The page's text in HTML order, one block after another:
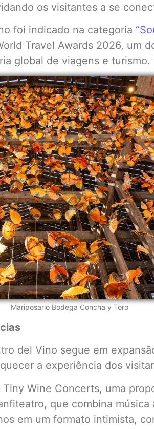
os visitantes a se
foi indicado na categoria
Travel Awards 2026, um
global de viagens e turismo.
Mariposario Bodega Concha y Toro
del Vino segue em
a experiência dos
Wine Concerts, uma
que combina música
em um formato intimista,